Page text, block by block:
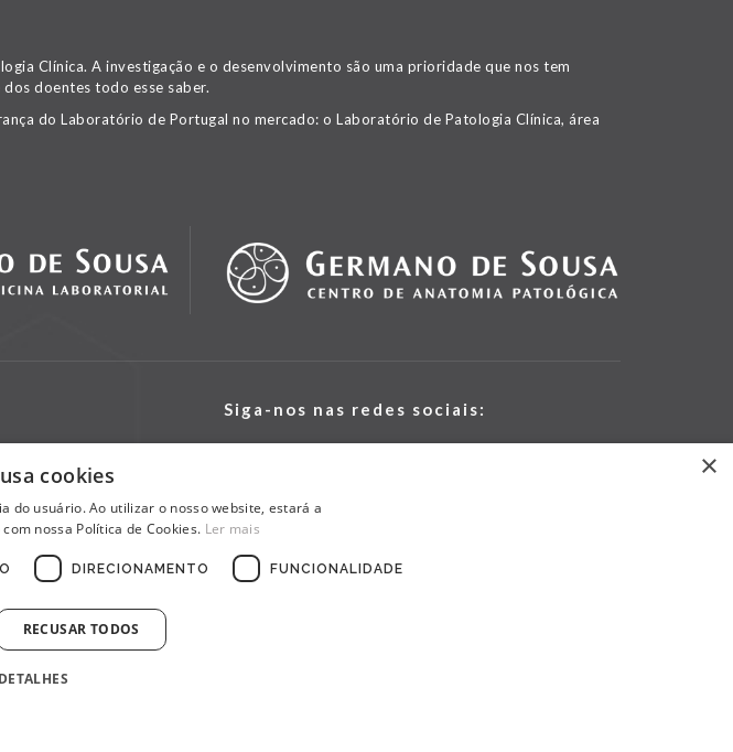
Clínica. A investigação e o desenvolvimento são uma prioridade que nos tem
doentes todo esse saber.
do Laboratório de Portugal no mercado: o Laboratório de Patologia Clínica, área
Siga-nos nas redes sociais:
×
cookies
do usuário. Ao utilizar o nosso website, estará a
nossa Política de Cookies. Ler mais
DIRECIONAMENTO FUNCIONALIDADE
RECUSAR TODOS